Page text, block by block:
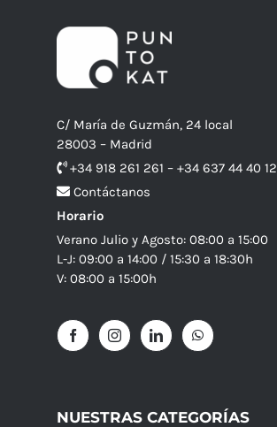
C/ María de Guzmán, 24 local
28003 – Madrid
+34 918 261 261 – +34 637 44 40 12
Contáctanos
Horario
Verano Julio y Agosto: 08:00 a 15:00
L-J: 09:00 a 14:00 / 15:30 a 18:30h
V: 08:00 a 15:00h
NUESTRAS CATEGORÍAS